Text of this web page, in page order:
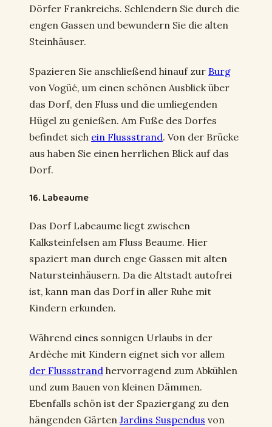
Dörfer Frankreichs. Schlendern Sie durch die
engen Gassen und bewundern Sie die alten
Steinhäuser.
Spazieren Sie anschließend hinauf zur Burg
von Vogüé, um einen schönen Ausblick über
das Dorf, den Fluss und die umliegenden
Hügel zu genießen. Am Fuße des Dorfes
befindet sich ein Flussstrand. Von der Brücke
aus haben Sie einen herrlichen Blick auf das
Dorf.
16. Labeaume
Das Dorf Labeaume liegt zwischen
Kalksteinfelsen am Fluss Beaume. Hier
spaziert man durch enge Gassen mit alten
Natursteinhäusern. Da die Altstadt autofrei
ist, kann man das Dorf in aller Ruhe mit
Kindern erkunden.
Während eines sonnigen Urlaubs in der
Ardèche mit Kindern eignet sich vor allem
der Flussstrand hervorragend zum Abkühlen
und zum Bauen von kleinen Dämmen.
Ebenfalls schön ist der Spaziergang zu den
hängenden Gärten Jardins Suspendus von